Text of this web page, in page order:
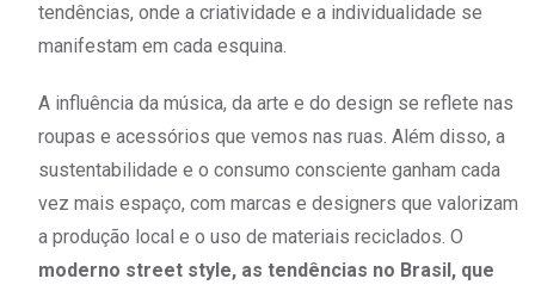
tendências, onde a criatividade e a individualidade se
manifestam em cada esquina.
A influência da música, da arte e do design se reflete nas
roupas e acessórios que vemos nas ruas. Além disso, a
sustentabilidade e o consumo consciente ganham cada
vez mais espaço, com marcas e designers que valorizam
a produção local e o uso de materiais reciclados. O
moderno street style, as tendências no Brasil, que